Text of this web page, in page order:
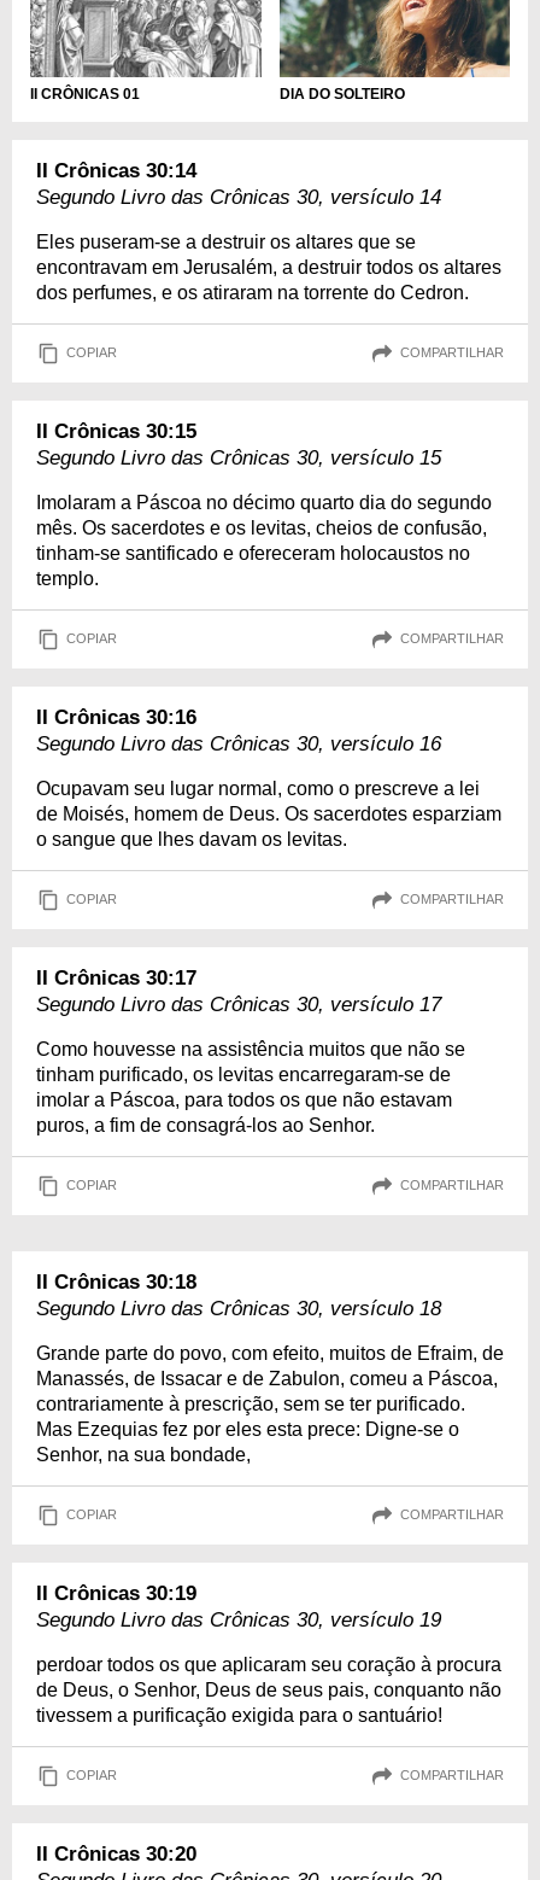
II CRÔNICAS 01 DIA DO SOLTEIRO
II Crônicas 30:14
Segundo Livro das Crônicas 30, versículo 14
Eles puseram-se a destruir os altares que se
encontravam em Jerusalém, a destruir todos os altares
dos perfumes, e os atiraram na torrente do Cedron.
COPIAR COMPARTILHAR
II Crônicas 30:15
Segundo Livro das Crônicas 30, versículo 15
Imolaram a Páscoa no décimo quarto dia do segundo
mês. Os sacerdotes e os levitas, cheios de confusão,
tinham-se santificado e ofereceram holocaustos no
templo.
COPIAR COMPARTILHAR
II Crônicas 30:16
Segundo Livro das Crônicas 30, versículo 16
Ocupavam seu lugar normal, como o prescreve a lei
de Moisés, homem de Deus. Os sacerdotes esparziam
o sangue que lhes davam os levitas.
COPIAR COMPARTILHAR
II Crônicas 30:17
Segundo Livro das Crônicas 30, versículo 17
Como houvesse na assistência muitos que não se
tinham purificado, os levitas encarregaram-se de
imolar a Páscoa, para todos os que não estavam
puros, a fim de consagrá-los ao Senhor.
COPIAR COMPARTILHAR
II Crônicas 30:18
Segundo Livro das Crônicas 30, versículo 18
Grande parte do povo, com efeito, muitos de Efraim, de
Manassés, de Issacar e de Zabulon, comeu a Páscoa,
contrariamente à prescrição, sem se ter purificado.
Mas Ezequias fez por eles esta prece: Digne-se o
Senhor, na sua bondade,
COPIAR COMPARTILHAR
II Crônicas 30:19
Segundo Livro das Crônicas 30, versículo 19
perdoar todos os que aplicaram seu coração à procura
de Deus, o Senhor, Deus de seus pais, conquanto não
tivessem a purificação exigida para o santuário!
COPIAR COMPARTILHAR
II Crônicas 30:20